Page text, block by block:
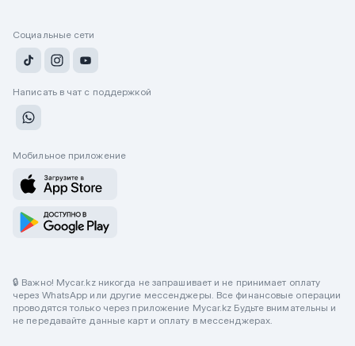
Социальные сети
Написать в чат с поддержкой
Мобильное приложение
🔒 Важно! Mycar.kz никогда не запрашивает и не принимает оплату
через WhatsApp или другие мессенджеры. Все финансовые операции
проводятся только через приложение Mycar.kz Будьте внимательны и
не передавайте данные карт и оплату в мессенджерах.